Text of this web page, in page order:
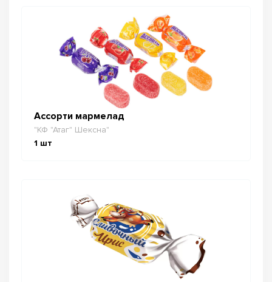
Ассорти мармелад
"КФ "Атаг" Шексна"
1 шт